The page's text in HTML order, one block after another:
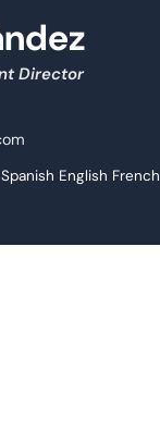
Director
Spanish English French